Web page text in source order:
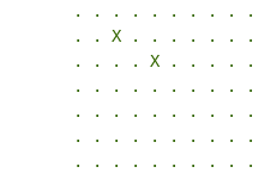
. . . . . . . . . .
. . X . . . . . . .
. . . . X . . . . .
. . . . . . . . . .
. . . . . . . . . .
. . . . . . . . . .
. . . . . . . . . .